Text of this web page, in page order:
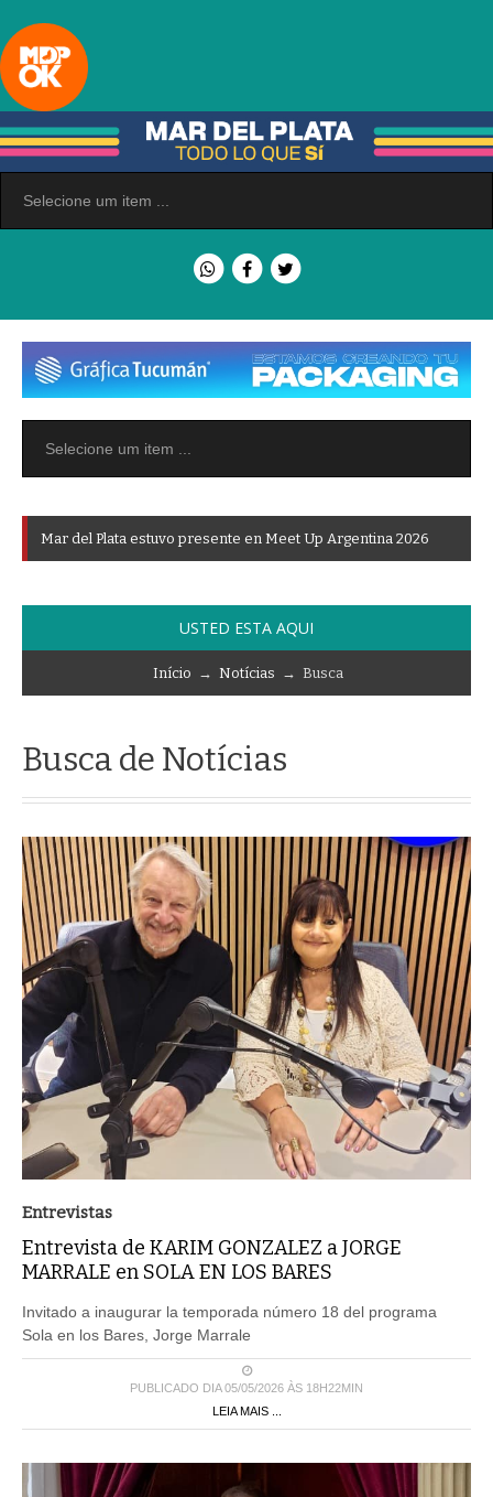
EL ÍN _
USTED ESTA AQUI
Início → Notícias → Busca
Busca de Notícias
Entrevistas
Entrevista de KARIM GONZALEZ a JORGE
MARRALE en SOLA EN LOS BARES
Invitado a inaugurar la temporada número 18 del programa
Sola en los Bares, Jorge Marrale
PUBLICADO DIA 05/05/2026 ÀS 18H22MIN
LEIA MAIS ...